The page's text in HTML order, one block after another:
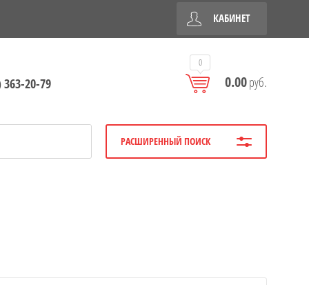
КАБИНЕТ
363-20-79
0
0.00руб.
РАСШИРЕННЫЙ ПОИСК